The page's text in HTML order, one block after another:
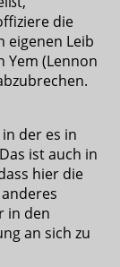
die
eigenen Leib
Yem (Lennon
der es in
ist auch in
hier die
in den
an sich zu